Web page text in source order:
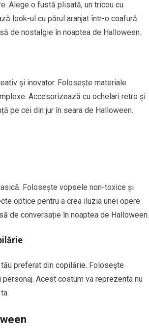
Alege o fustă plisată, un tricou cu
look-ul cu părul aranjat într-o coafură
de nostalgie în noaptea de Halloween.
și inovator. Folosește materiale
Accesorizează cu ochelari retro și
pe cei din jur în seara de Halloween.
Folosește vopsele non-toxice și
optice pentru a crea iluzia unei opere
de conversație în noaptea de Halloween.
preferat din copilărie. Folosește
Acest costum va reprezenta nu